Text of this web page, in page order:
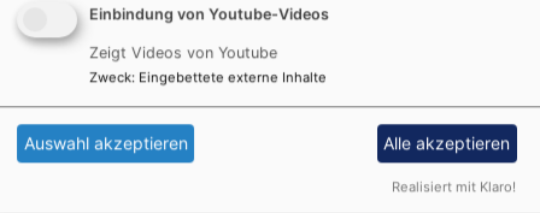
montags 19.00 - 20.30 Uhr im Gemeindehaus
Baldingen
Liturgischer Chor Nähermemmingen
mittwochs 19.00 - 20.00 Uhr
Einbindung von Youtube-Videos
Zeigt Videos von Youtube
Zweck: Eingebettete externe Inhalte
Auswahl akzeptieren Alle akzeptieren
Realisiert mit Klaro!